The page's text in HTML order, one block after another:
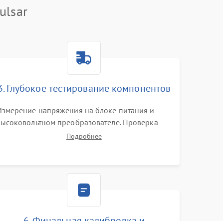
Глубокое тестирование компонентов
напряжения на блоке питания и
преобразователе. Проверка
электронно-оптического преобразователя (ЭОП)
Подробнее